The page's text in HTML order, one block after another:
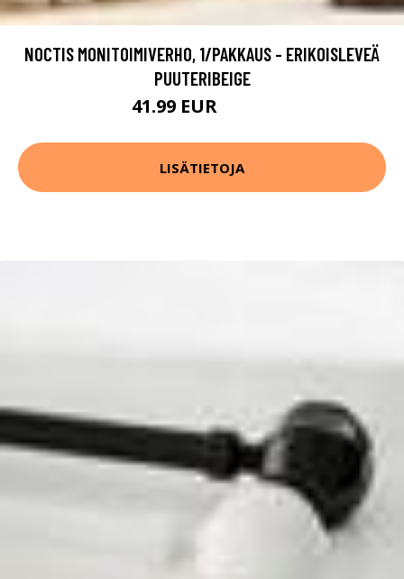
NOCTIS MONITOIMIVERHO, 1/PAKKAUS - ERIKOISLEVEÄ
PUUTERIBEIGE
41.99 EUR
LISÄTIETOJA